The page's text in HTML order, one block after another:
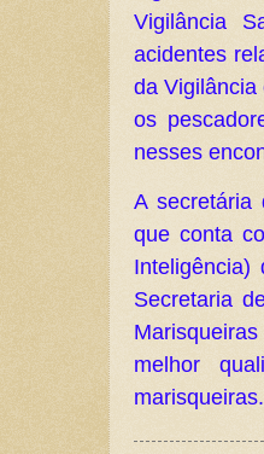
Vigilância
acidentes
da Vigilância
os
nesses
A secretária
que conta
Secretaria
melhor
marisqueiras.